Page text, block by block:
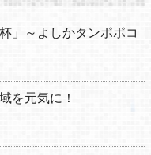
」～よしかタンポポコ
を元気に！